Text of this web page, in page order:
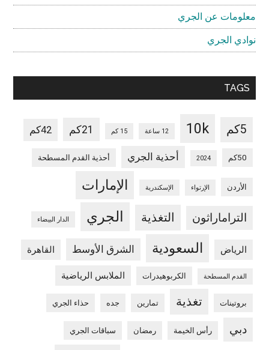
معلومات عن الجري
نوادي الجري
TAGS
5كم 10k 12 ساعة 15 كم 21كم 42كم
50كم 2024 أحذية الجري أحذية القدم المسطحة
الأردن الإرتواء الإسكندرية الإمارات
التراماراثون التغذية الجري الدار البيضاء
الرياض السعودية الشرق الأوسط القاهرة
القدم المسطحة الكربوهيدرات الملابس الرياضية
بروتينات تغذية تمارين جده حذاء الجري
دبي رأس الخيمة رمضان سباقات الجري